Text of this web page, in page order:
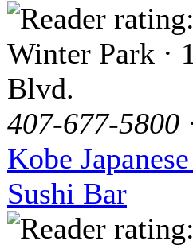
Winter Park ·
Blvd.
407-677-5800
Kobe
Sushi Bar